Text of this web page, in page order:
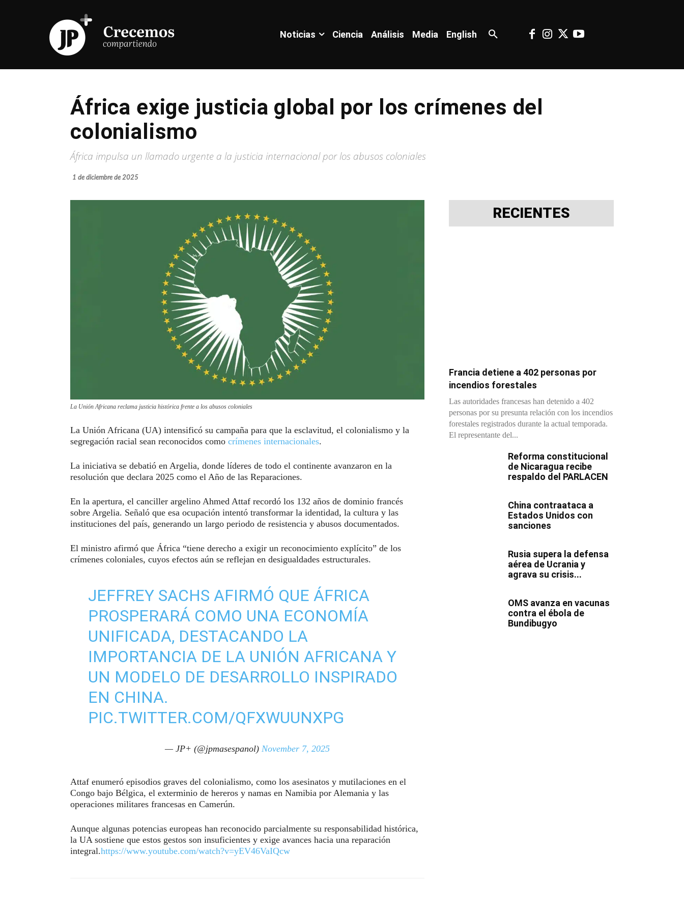
Noticias Ciencia Análisis Media English
África exige justicia global por los crímenes del
colonialismo
África impulsa un llamado urgente a la justicia internacional por los abusos coloniales
1 de diciembre de 2025
La Unión Africana reclama justicia histórica frente a los abusos coloniales
La Unión Africana (UA) intensificó su campaña para que la esclavitud, el colonialismo y la
segregación racial sean reconocidos como crímenes internacionales.
La iniciativa se debatió en Argelia, donde líderes de todo el continente avanzaron en la
resolución que declara 2025 como el Año de las Reparaciones.
En la apertura, el canciller argelino Ahmed Attaf recordó los 132 años de dominio francés
sobre Argelia. Señaló que esa ocupación intentó transformar la identidad, la cultura y las
instituciones del país, generando un largo periodo de resistencia y abusos documentados.
El ministro afirmó que África “tiene derecho a exigir un reconocimiento explícito” de los
crímenes coloniales, cuyos efectos aún se reflejan en desigualdades estructurales.
JEFFREY SACHS AFIRMÓ QUE ÁFRICA
PROSPERARÁ COMO UNA ECONOMÍA
UNIFICADA, DESTACANDO LA
IMPORTANCIA DE LA UNIÓN AFRICANA Y
UN MODELO DE DESARROLLO INSPIRADO
EN CHINA.
PIC.TWITTER.COM/QFXWUUNXPG
— JP+ (@jpmasespanol) November 7, 2025
Attaf enumeró episodios graves del colonialismo, como los asesinatos y mutilaciones en el
Congo bajo Bélgica, el exterminio de hereros y namas en Namibia por Alemania y las
operaciones militares francesas en Camerún.
Aunque algunas potencias europeas han reconocido parcialmente su responsabilidad histórica,
la UA sostiene que estos gestos son insuficientes y exige avances hacia una reparación
integral.https://www.youtube.com/watch?v=yEV46VaIQcw
RECIENTES
Francia detiene a 402 personas por
incendios forestales
Las autoridades francesas han detenido a 402
personas por su presunta relación con los incendios
forestales registrados durante la actual temporada.
El representante del...
Reforma constitucional
de Nicaragua recibe
respaldo del PARLACEN
China contraataca a
Estados Unidos con
sanciones
Rusia supera la defensa
aérea de Ucrania y
agrava su crisis...
OMS avanza en vacunas
contra el ébola de
Bundibugyo